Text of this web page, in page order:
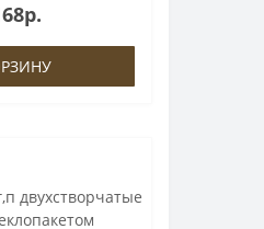
и ввёртными
ROTO.На